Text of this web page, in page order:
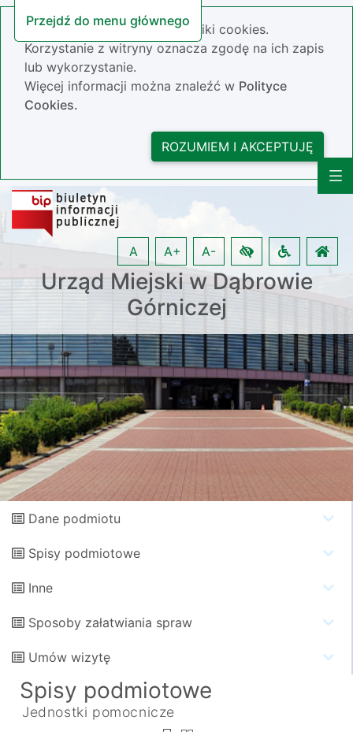
Przejdź do menu głównego
Nasza strona wykorzystuje pliki cookies.
Korzystanie z witryny oznacza zgodę na ich zapis
lub wykorzystanie.
Więcej informacji można znaleźć w Polityce
Cookies.
ROZUMIEM I AKCEPTUJĘ
Urząd Miejski w Dąbrowie
Górniczej
A A+ A-
Dane podmiotu
Spisy podmiotowe
Inne
Sposoby załatwiania spraw
Umów wizytę
Spisy podmiotowe
Jednostki pomocnicze